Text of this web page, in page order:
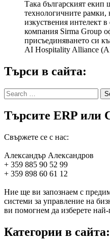
Така българският екип
технологичните рамки,
изкуствения интелект
компания Sirma Group
присъединяването си
AI Hospitality Alliance
Търси в сайта:
Search
for:
Търсите ERP или
Свържете се с нас:
Александър Александров
+ 359 885 90 52 99
+ 359 898 60 61 12
Ние ще ви запознаем с
системи за управление на
ви помогнем да изберете
Категории в сайта: